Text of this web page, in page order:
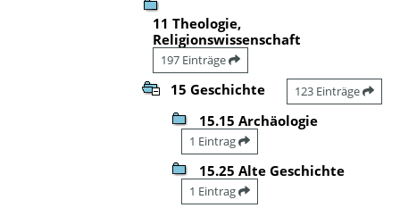
11 Theologie,
Religionswissenschaft
197 Einträge
15 Geschichte 123 Einträge
15.15 Archäologie
1 Eintrag
15.25 Alte Geschichte
1 Eintrag